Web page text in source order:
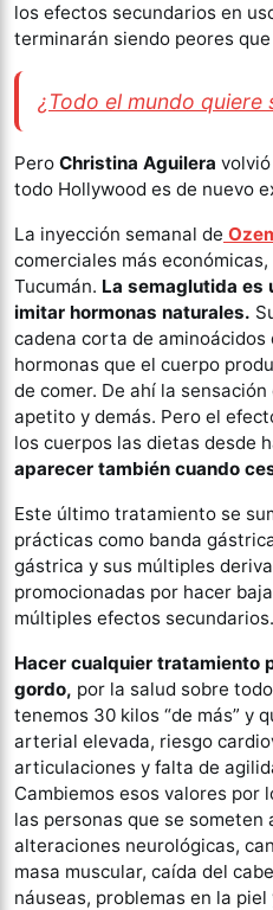
los efectos secundarios en
terminarán siendo peores
¿Todo el mundo quiere
Pero Christina Aguilera
todo Hollywood es de nuevo
La inyección semanal de
comerciales más
Tucumán. La semaglutida es
imitar hormonas naturales.
cadena corta de aminoácidos
hormonas que el cuerpo
de comer. De ahí la
apetito y demás. Pero el
los cuerpos las dietas desde
aparecer también cuando
Este último tratamiento se
prácticas como banda
gástrica y sus múltiples
promocionadas por hacer
múltiples efectos secundarios.
Hacer cualquier tratamiento
gordo, por la salud sobre
tenemos 30 kilos “de más” y
arterial elevada, riesgo
articulaciones y falta de
Cambiemos esos valores por
las personas que se someten
alteraciones neurológicas,
masa muscular, caída del
náuseas, problemas en la piel